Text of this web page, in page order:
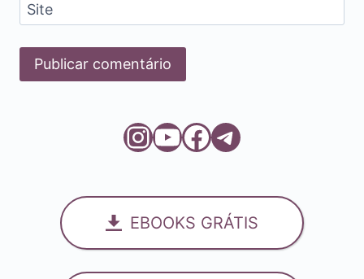
Site
Instagram
Youtube
Facebook
Telegram
EBOOKS GRÁTIS